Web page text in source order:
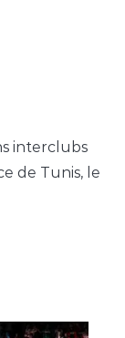
interclubs
de Tunis, le